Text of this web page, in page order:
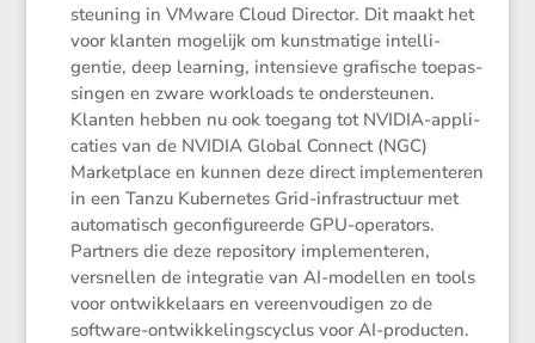
steu­ning in VMware Cloud Director. Dit maakt het
voor klanten mogelijk om kunst­ma­tige intel­li­
gentie, deep learning, inten­sieve grafi­sche toepas­
singen en zware workloads te onder­steunen.
Klanten hebben nu ook toegang tot NVIDIA-appli­
ca­ties van de NVIDIA Global Connect (NGC)
Market­place en kunnen deze direct imple­men­teren
in een Tanzu Kuber­netes Grid-infra­struc­tuur met
automa­tisch gecon­fi­gu­reerde GPU-opera­tors.
Partners die deze reposi­tory imple­men­teren,
versnellen de integratie van AI-modellen en tools
voor ontwik­ke­laars en vereen­vou­digen zo de
software-ontwik­ke­lings­cy­clus voor AI-producten.